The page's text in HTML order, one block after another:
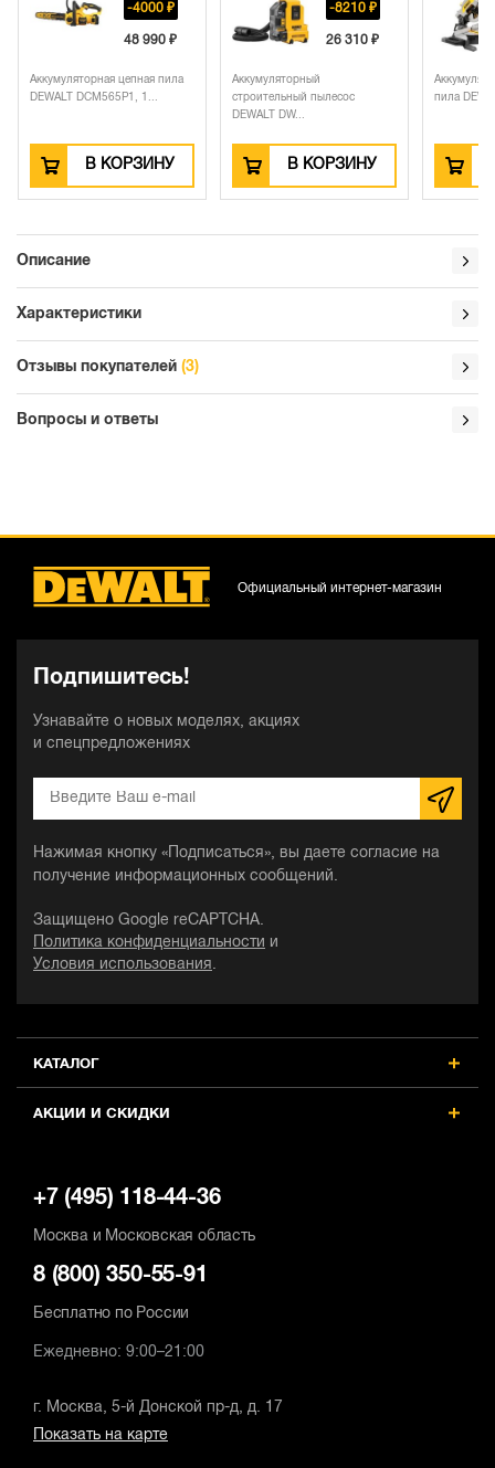
-4000 ₽
48 990 ₽
Аккумуляторная цепная пила
DEWALT DCM565P1, 1...
В КОРЗИНУ
-8210 ₽
26 310 ₽
Аккумуляторный
строительный пылесос
DEWALT DW...
В КОРЗИНУ
пила
Описание
Характеристики
Отзывы покупателей (3)
Вопросы и ответы
КАТАЛОГ
АКЦИИ И СКИДКИ
Подпишитесь!
Узнавайте о новых моделях, акциях
и спецпредложениях
Нажимая кнопку «Подписаться», вы даете согласие на
получение информационных сообщений.
Защищено Google reCAPTCHA.
Политика конфиденциальности и
Условия использования.
Официальный интернет-магазин
+7 (495) 118-44-36
Москва и Московская область
8 (800) 350-55-91
Бесплатно по России
Ежедневно: 9:00–21:00
г. Москва, 5-й Донской пр-д, д. 17
Показать на карте